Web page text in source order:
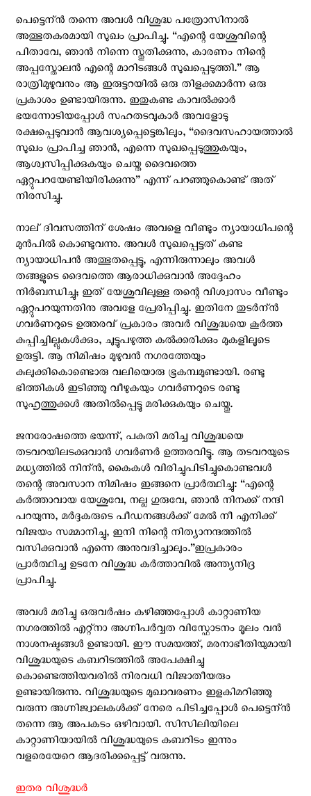
പെട്ടെന്ന്‍ തന്നെ അവള്‍ വിശുദ്ധ പത്രോസിനാല്‍
അത്ഭുതകരമായി സുഖം പ്രാപിച്ചു. “എന്റെ യേശുവിന്റെ
പിതാവേ, ഞാന്‍ നിന്നെ സ്തുതിക്കുന്നു, കാരണം നിന്റെ
അപ്പസ്തോലന്‍ എന്റെ മാറിടങ്ങള്‍ സുഖപ്പെടുത്തി.” ആ
രാത്രിമുഴുവനും ആ ഇരുട്ടറയില്‍ ഒരു തിളക്കമാര്‍ന്ന ഒരു
പ്രകാശം ഉണ്ടായിരുന്നു. ഇതുകണ്ട കാവല്‍ക്കാര്‍
ഭയന്നോടിയപ്പോള്‍ സഹതടവുകാര്‍ അവളോടു
രക്ഷപ്പെടുവാന്‍ ആവശ്യപ്പെട്ടെങ്കിലും, “ദൈവസഹായത്താല്‍
സുഖം പ്രാപിച്ച ഞാന്‍, എന്നെ സുഖപ്പെടുത്തുകയും,
ആശ്വസിപ്പിക്കുകയും ചെയ്ത ദൈവത്തെ
ഏറ്റുപറയേണ്ടിയിരിക്കുന്നു” എന്ന് പറഞ്ഞുകൊണ്ട് അത്
നിരസിച്ചു.
നാല് ദിവസത്തിന് ശേഷം അവളെ വീണ്ടും ന്യായാധിപന്റെ
മുന്‍പില്‍ കൊണ്ടുവന്നു. അവള്‍ സുഖപ്പെട്ടത് കണ്ട
ന്യായാധിപന്‍ അത്ഭുതപ്പെട്ടു, എന്നിരുന്നാലും അവള്‍
തങ്ങളുടെ ദൈവത്തെ ആരാധിക്കുവാന്‍ അദ്ദേഹം
നിര്‍ബന്ധിച്ചു; ഇത് യേശുവിലുള്ള തന്റെ വിശ്വാസം വീണ്ടും
ഏറ്റുപറയുന്നതിനു അവളേ പ്രേരിപ്പിച്ചു. ഇതിനേ തുടര്‍ന്ന്‍
ഗവര്‍ണറുടെ ഉത്തരവ് പ്രകാരം അവര്‍ വിശുദ്ധയെ കൂര്‍ത്ത
കുപ്പിച്ചില്ലുകള്‍ക്കും, ചുട്ടുപഴുത്ത കല്‍ക്കരിക്കും മുകളിലൂടെ
ഉരുട്ടി. ആ നിമിഷം മുഴുവന്‍ നഗരത്തേയും
കുലുക്കികൊണ്ടൊരു വലിയൊരു ഭൂകമ്പമുണ്ടായി. രണ്ടു
ഭിത്തികള്‍ ഇടിഞ്ഞു വീഴുകയും ഗവര്‍ണറുടെ രണ്ടു
സുഹൃത്തുക്കള്‍ അതില്‍പ്പെട്ടു മരിക്കുകയും ചെയ്തു.
ജനരോഷത്തെ ഭയന്ന്, പകുതി മരിച്ച വിശുദ്ധയെ
തടവറയിലടക്കുവാന്‍ ഗവര്‍ണര്‍ ഉത്തരവിട്ടു. ആ തടവറയുടെ
മധ്യത്തില്‍ നിന്ന്‍, കൈകള്‍ വിരിച്ചുപിടിച്ചുകൊണ്ടവള്‍
തന്റെ അവസാന നിമിഷം ഇങ്ങനെ പ്രാര്‍ത്ഥിച്ചു: “എന്റെ
കര്‍ത്താവായ യേശുവേ, നല്ല ഗുരുവേ, ഞാന്‍ നിനക്ക് നന്ദി
പറയുന്നു, മര്‍ദ്ദകരുടെ പീഡനങ്ങള്‍ക്ക് മേല്‍ നീ എനിക്ക്
വിജയം സമ്മാനിച്ചു, ഇനി നിന്റെ നിത്യാനന്ദത്തില്‍
വസിക്കുവാന്‍ എന്നെ അനുവദിച്ചാലും.”ഇപ്രകാരം
പ്രാര്‍ത്ഥിച്ച ഉടനേ വിശുദ്ധ കര്‍ത്താവില്‍ അന്ത്യനിദ്ര
പ്രാപിച്ചു.
അവള്‍ മരിച്ചു ഒരുവര്‍ഷം കഴിഞ്ഞപ്പോള്‍ കാറ്റാണിയ
നഗരത്തില്‍ എറ്റ്നാ അഗ്നിപര്‍വ്വത വിസ്ഫോടനം മൂലം വന്‍
നാശനഷ്ടങ്ങള്‍ ഉണ്ടായി. ഈ സമയത്ത്, മരനാഭീതിയുമായി
വിശുദ്ധയുടെ കബറിടത്തില്‍ അപേക്ഷിച്ചു
കൊണ്ടെത്തിയവരില്‍ നിരവധി വിജാതീയരും
ഉണ്ടായിരുന്നു. വിശുദ്ധയുടെ മുഖാവരണം ഇളകിമറിഞ്ഞു
വരുന്ന അഗ്നിജ്വാലകള്‍ക്ക് നേരെ പിടിച്ചപ്പോള്‍ പെട്ടെന്ന്‍
തന്നെ ആ അപകടം ഒഴിവായി. സിസിലിയിലെ
കാറ്റാണിയായില്‍ വിശുദ്ധയുടെ കബറിടം ഇന്നും
വളരെയേറെ ആദരിക്കപ്പെട്ട് വരുന്നു.
ഇതര വിശുദ്ധര്‍